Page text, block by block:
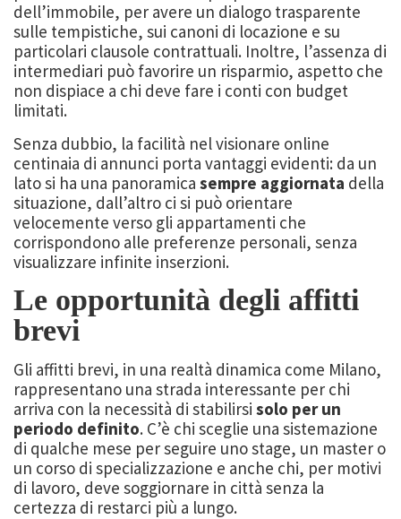
dell’immobile, per avere un dialogo trasparente
sulle tempistiche, sui canoni di locazione e su
particolari clausole contrattuali. Inoltre, l’assenza di
intermediari può favorire un risparmio, aspetto che
non dispiace a chi deve fare i conti con budget
limitati.
Senza dubbio, la facilità nel visionare online
centinaia di annunci porta vantaggi evidenti: da un
lato si ha una panoramica sempre aggiornata della
situazione, dall’altro ci si può orientare
velocemente verso gli appartamenti che
corrispondono alle preferenze personali, senza
visualizzare infinite inserzioni.
Le opportunità degli affitti
brevi
Gli affitti brevi, in una realtà dinamica come Milano,
rappresentano una strada interessante per chi
arriva con la necessità di stabilirsi solo per un
periodo definito. C’è chi sceglie una sistemazione
di qualche mese per seguire uno stage, un master o
un corso di specializzazione e anche chi, per motivi
di lavoro, deve soggiornare in città senza la
certezza di restarci più a lungo.